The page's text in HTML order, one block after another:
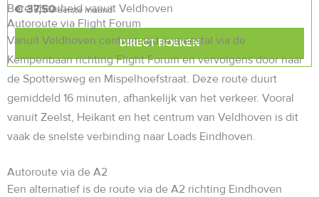
€ 37,50eerste maand
DIRECT BOEKEN
Bereikbaarheid vanuit Veldhoven
Autoroute via Flight Forum
Vanuit Veldhoven centrum rijd je meestal via de
Kempenbaan richting Flight Forum en vervolgens door naar
de Spottersweg en Mispelhoefstraat. Deze route duurt
gemiddeld 16 minuten, afhankelijk van het verkeer. Vooral
vanuit Zeelst, Heikant en het centrum van Veldhoven is dit
vaak de snelste verbinding naar Loads Eindhoven.
Autoroute via de A2
Een alternatief is de route via de A2 richting Eindhoven